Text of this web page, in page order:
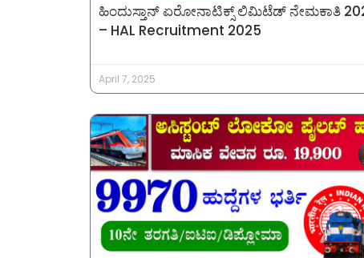
ಹಿಂದುಸ್ತಾನ್ ಏರೋನಾಟಿಕ್ಸ್ ಲಿಮಿಟೆಡ್ ನೇಮಕಾತಿ
– HAL Recruitment 2025
April 7, 2025